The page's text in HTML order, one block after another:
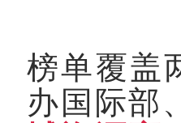
榜单覆盖
办国际部